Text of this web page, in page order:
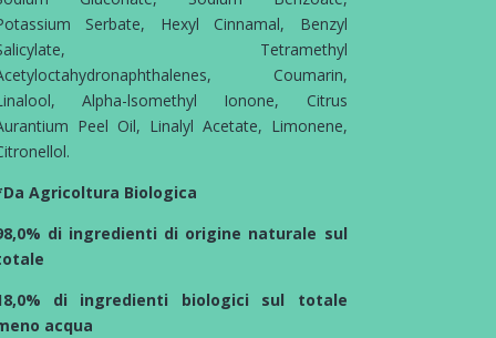
Serbate, Hexyl Cinnamal, Benzyl
Tetramethyl
Coumarin,
Alpha-lsomethyl Ionone, Citrus
Peel Oil, Linalyl Acetate, Limonene,
Agricoltura Biologica
di ingredienti di origine naturale sul
di ingredienti biologici sul totale
acqua